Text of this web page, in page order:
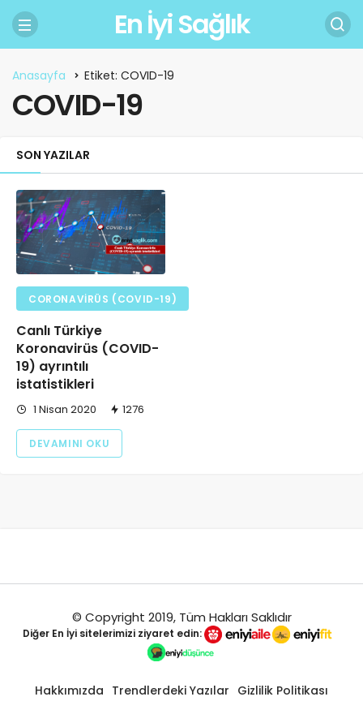
En İyi Sağlık
Anasayfa Etiket: COVID-19
COVID-19
SON YAZILAR
CORONAVIRÜS (COVID-19)
Canlı Türkiye
Koronavirüs (COVID-
19) ayrıntılı
istatistikleri
1 Nisan 2020 1276
DEVAMINI OKU
© Copyright 2019, Tüm Hakları Saklıdır
Diğer En İyi sitelerimizi ziyaret edin:
Hakkımızda Trendlerdeki Yazılar Gizlilik Politikası